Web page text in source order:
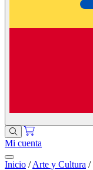
Mi cuenta
Inicio / Arte y Cultura /